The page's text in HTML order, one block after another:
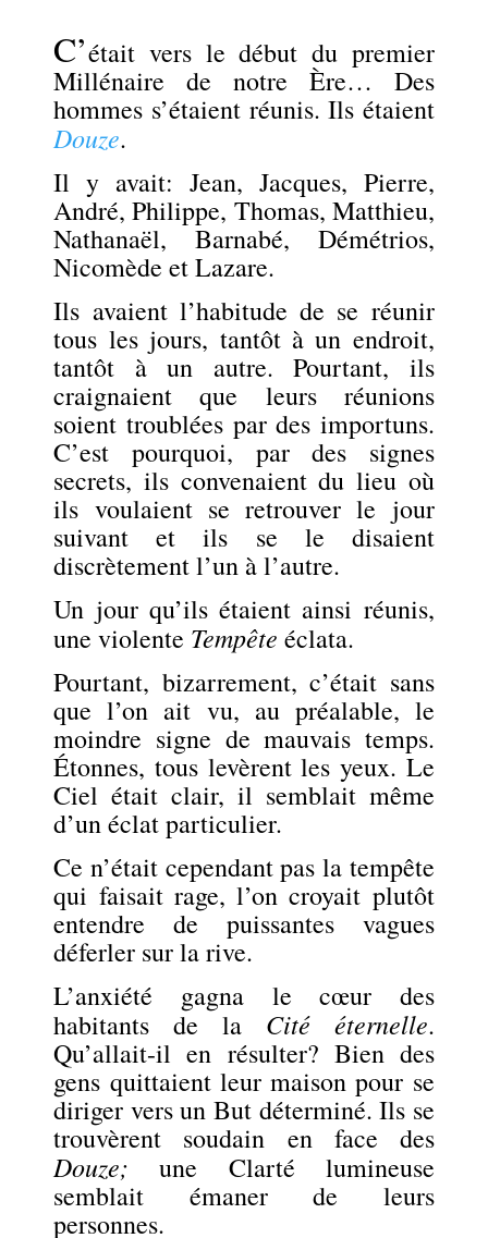
C’était vers le début du premier
Millénaire de notre Ère… Des
hommes s’étaient réunis. Ils étaient
Douze.
Il y avait: Jean, Jacques, Pierre,
André, Philippe, Thomas, Matthieu,
Nathanaël, Barnabé, Démétrios,
Nicomède et Lazare.
Ils avaient l’habitude de se réunir
tous les jours, tantôt à un endroit,
tantôt à un autre. Pourtant, ils
craignaient que leurs réunions
soient troublées par des importuns.
C’est pourquoi, par des signes
secrets, ils convenaient du lieu où
ils voulaient se retrouver le jour
suivant et ils se le disaient
discrètement l’un à l’autre.
Un jour qu’ils étaient ainsi réunis,
une violente Tempête éclata.
Pourtant, bizarrement, c’était sans
que l’on ait vu, au préalable, le
moindre signe de mauvais temps.
Étonnes, tous levèrent les yeux. Le
Ciel était clair, il semblait même
d’un éclat particulier.
Ce n’était cependant pas la tempête
qui faisait rage, l’on croyait plutôt
entendre de puissantes vagues
déferler sur la rive.
L’anxiété gagna le cœur des
habitants de la Cité éternelle.
Qu’allait-il en résulter? Bien des
gens quittaient leur maison pour se
diriger vers un But déterminé. Ils se
trouvèrent soudain en face des
Douze; une Clarté lumineuse
semblait émaner de leurs
personnes.